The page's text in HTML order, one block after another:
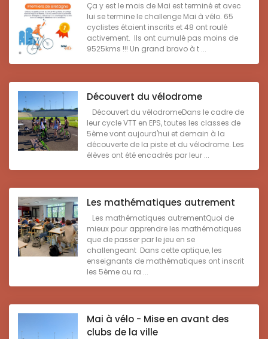
Ça y est le mois de Mai est terminé et avec
lui se termine le challenge Mai à vélo. 65
cyclistes étaient inscrits et 48 ont roulé
activement. Ils ont cumulé pas moins de
9525kms !!! Un grand bravo à t ...
Découvert du vélodrome
Découvert du vélodromeDans le cadre de
leur cycle VTT en EPS, toutes les classes de
5ème vont aujourd'hui et demain à la
découverte de la piste et du vélodrome. Les
élèves ont été encadrés par leur ...
Les mathématiques autrement
Les mathématiques autrementQuoi de
mieux pour apprendre les mathématiques
que de passer par le jeu en se
challengeant Dans cette optique, les
enseignants de mathématiques ont inscrit
les 5ème au ra ...
Mai à vélo - Mise en avant des
clubs de la ville